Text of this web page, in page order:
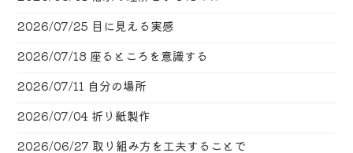
2026/07/25 目に見える実感
2026/07/18 座るところを意識する
2026/07/11 自分の場所
2026/07/04 折り紙製作
2026/06/27 取り組み方を工夫することで